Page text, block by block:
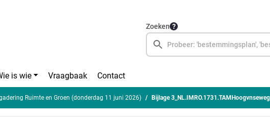
Zoeken
is wie Vraagbaak Contact
Ruimte en Groen (donderdag 11 juni 2026) Bijlage